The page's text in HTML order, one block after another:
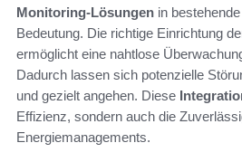
Monitoring-Lösungen in
Bedeutung. Die richtige Einrichtung
ermöglicht eine nahtlose
Dadurch lassen sich potenzielle
und gezielt angehen. Diese
Effizienz, sondern auch die
Energiemanagements.